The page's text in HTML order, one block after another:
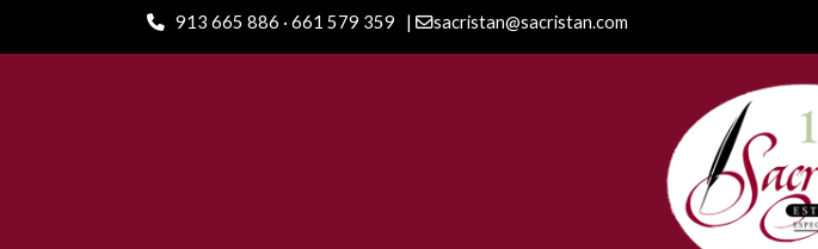
913 665 886 · 661 579 359 | sacristan@sacristan.com